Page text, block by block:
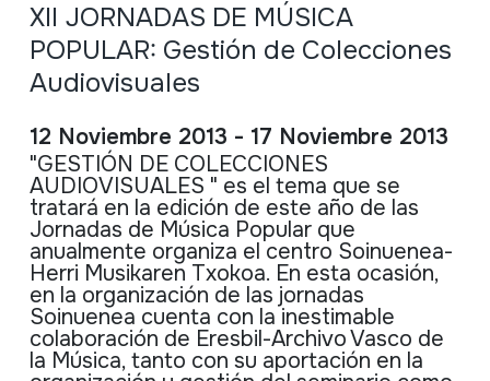
XII JORNADAS DE MÚSICA
POPULAR: Gestión de Colecciones
Audiovisuales
12 Noviembre 2013 - 17 Noviembre 2013
"GESTIÓN DE COLECCIONES
AUDIOVISUALES " es el tema que se
tratará en la edición de este año de las
Jornadas de Música Popular que
anualmente organiza el centro Soinuenea-
Herri Musikaren Txokoa. En esta ocasión,
en la organización de las jornadas
Soinuenea cuenta con la inestimable
colaboración de Eresbil-Archivo Vasco de
la Música, tanto con su aportación en la